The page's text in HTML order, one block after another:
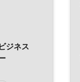
ジネス